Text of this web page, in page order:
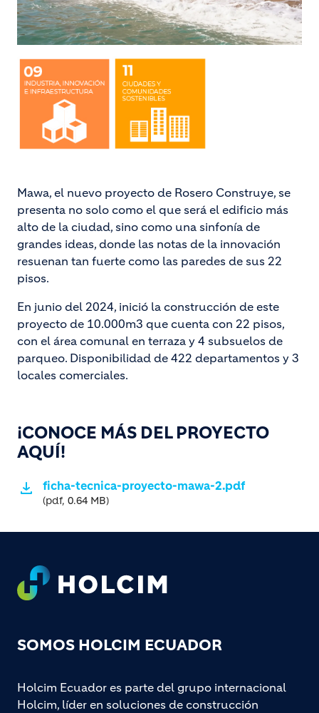
Mawa, el nuevo proyecto de Rosero Construye, se
presenta no solo como el que será el edificio más
alto de la ciudad, sino como una sinfonía de
grandes ideas, donde las notas de la innovación
resuenan tan fuerte como las paredes de sus 22
pisos.
En junio del 2024, inició la construcción de este
proyecto de 10.000m3 que cuenta con 22 pisos,
con el área comunal en terraza y 4 subsuelos de
parqueo. Disponibilidad de 422 departamentos y 3
locales comerciales.
¡CONOCE MÁS DEL PROYECTO
AQUÍ!
ficha-tecnica-proyecto-mawa-2.pdf
(pdf, 0.64 MB)
Footer
SOMOS HOLCIM ECUADOR
Holcim Ecuador es parte del grupo internacional
Holcim, líder en soluciones de construcción